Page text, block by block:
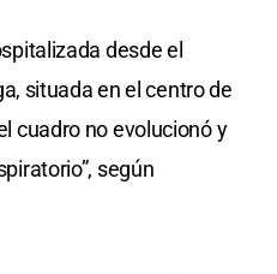
desde el
situada en el centro de
cuadro no evolucionó y
según